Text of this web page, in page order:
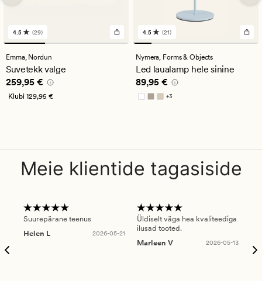
29
arvustust
keskmise
hinnanguga
4.5
4.5 (29)
Emma, Nordun
Suvetekk valge
Pris_ee 259,95 €
259,95 €
Klubi 129,95 €
21
arvustust
keskmise
hinnanguga
4.5
4.5 (21)
Nymera, Forms & Objects
Led laualamp hele sinine
Pris_ee 89,95 €
89,95 €
+3
Saadaval rohkemates värvitoonides
Meie klientide tagasiside
Suurepärane teenus
Helen L
2026-05-21
Üldiselt väga hea kvaliteediga
ilusad tooted.
Marleen V
2026-05-13